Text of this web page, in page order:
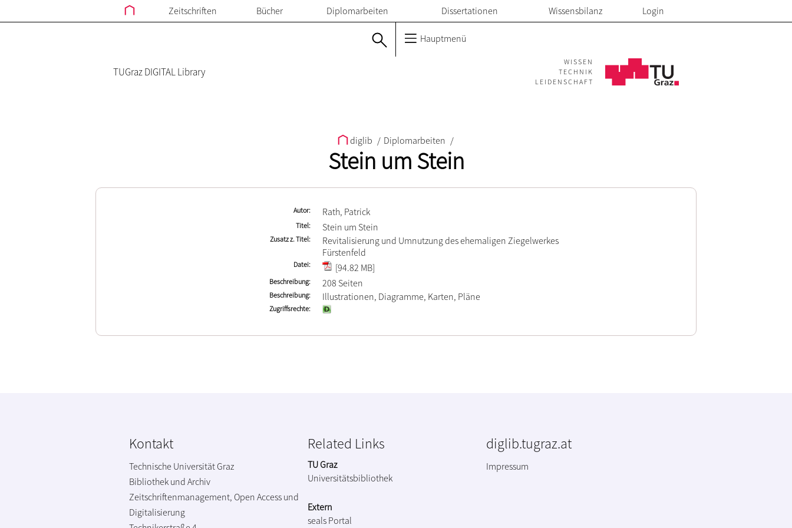
Zeitschriften Bücher Diplomarbeiten Dissertationen Wissensbilanz Login
Hauptmenü
TUGraz DIGITAL Library
WISSEN
TECHNIK
LEIDENSCHAFT
diglib / Diplomarbeiten /
Stein um Stein
Autor Rath, Patrick
Titel Stein um Stein
Zusatz z. Titel
Revitalisierung und Umnutzung des ehemaligen Ziegelwerkes
Fürstenfeld
Datei [94.82 MB]
Beschreibung 208 Seiten
Beschreibung Illustrationen, Diagramme, Karten, Pläne
Zugriffsrechte
Kontakt
Technische Universität Graz
Bibliothek und Archiv
Zeitschriftenmanagement, Open Access und
Digitalisierung
Related Links
TU Graz
Universitätsbibliothek
Extern
seals Portal
diglib.tugraz.at
Impressum